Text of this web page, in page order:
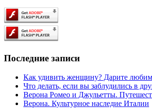
Последние записи
Как удивить женщину? Дарите
Что делать, если вы заблудились в
Верона Ромео и Джульетты.
Верона. Культурное наследие Италии